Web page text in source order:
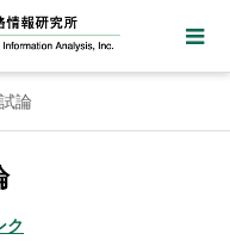
論
ク